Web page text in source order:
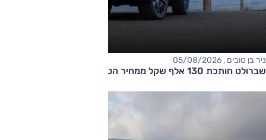
ניר בן טובים , 05/08/2026
שברולט חותכת 130 אלף שקל ממחיר הטאהו